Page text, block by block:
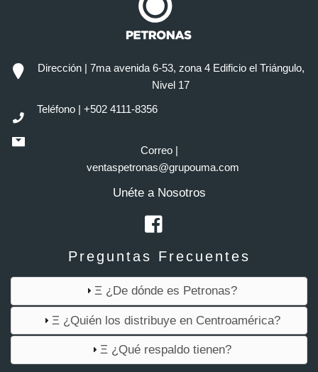
Dirección | 7ma avenida 6-53, zona 4 Edificio el Triángulo,
Nivel 17
Teléfono | +502 4111-8356
Correo |
ventaspetronas@grupouma.com
Unéte a Nosotros
Preguntas Frecuentes
Ξ ¿De dónde es Petronas?
Ξ ¿Quién los distribuye en Centroamérica?
Ξ ¿Qué respaldo tienen?